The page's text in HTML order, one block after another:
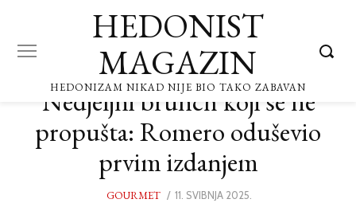
HEDONIST
MAGAZIN
HEDONIZAM NIKAD NIJE BIO TAKO ZABAVAN
Nedjeljni brunch koji se ne
propušta: Romero oduševio
prvim izdanjem
GOURMET
POSTED
11. SVIBNJA 2025.